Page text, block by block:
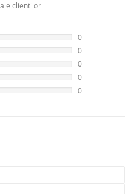
clientilor
0
0
0
0
0